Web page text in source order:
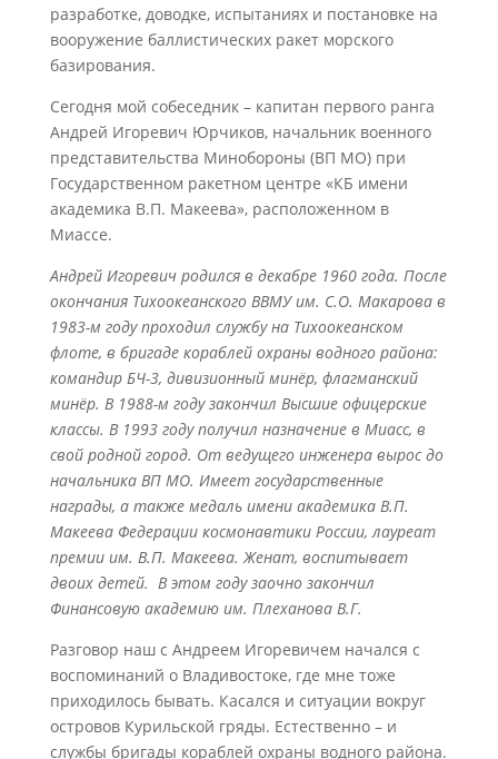
разработке, доводке, испытаниях и постановке на
вооружение баллистических ракет морского
базирования.
Сегодня мой собеседник – капитан первого ранга
Андрей Игоревич Юрчиков, начальник военного
представительства Минобороны (ВП МО) при
Государственном ракетном центре «КБ имени
академика В.П. Макеева», расположенном в
Миассе.
Андрей Игоревич родился в декабре 1960 года. После
окончания Тихоокеанского ВВМУ им. С.О. Макарова в
1983-м году проходил службу на Тихоокеанском
флоте, в бригаде кораблей охраны водного района:
командир БЧ-3, дивизионный минёр, флагманский
минёр. В 1988-м году закончил Высшие офицерские
классы. В 1993 году получил назначение в Миасс, в
свой родной город. От ведущего инженера вырос до
начальника ВП МО. Имеет государственные
награды, а также медаль имени академика В.П.
Макеева Федерации космонавтики России, лауреат
премии им. В.П. Макеева. Женат, воспитывает
двоих детей. В этом году заочно закончил
Финансовую академию им. Плеханова В.Г.
Разговор наш с Андреем Игоревичем начался с
воспоминаний о Владивостоке, где мне тоже
приходилось бывать. Касался и ситуации вокруг
островов Курильской гряды. Естественно – и
службы бригады кораблей охраны водного района.